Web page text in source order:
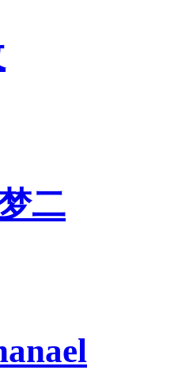
二